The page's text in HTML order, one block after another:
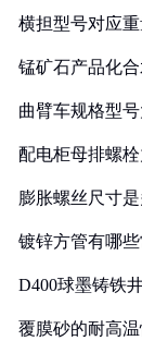
横担型号对应
锰矿石产品化
曲臂车规格型
配电柜母排螺
膨胀螺丝尺寸
镀锌方管有哪
D400球墨铸铁
覆膜砂的耐高